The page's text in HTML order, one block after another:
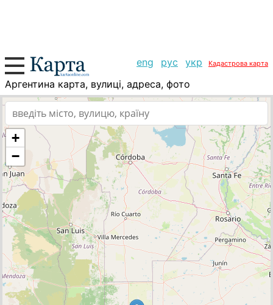
eng рус укр Кадастрова карта
Аргентина карта, вулиці, адреса, фото
+
−